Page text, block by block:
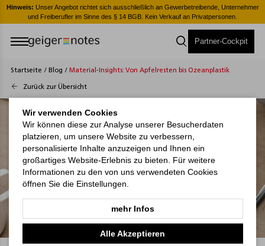
Hinweis: Unser Angebot richtet sich ausschließlich an Gewerbetreibende, Unternehmer
und Freiberufler im Sinne des § 14 BGB. Kein Verkauf an Privatpersonen.
Partner-Cockpit
Startseite / Blog / Material-Insights: Von Apfelresten bis Ozeanplastik
Zurück zur Übersicht
Wir verwenden Cookies
Wir können diese zur Analyse unserer Besucherdaten
platzieren, um unsere Website zu verbessern,
personalisierte Inhalte anzuzeigen und Ihnen ein
großartiges Website-Erlebnis zu bieten. Für weitere
Informationen zu den von uns verwendeten Cookies
öffnen Sie die Einstellungen.
mehr Infos
Alle Akzeptieren